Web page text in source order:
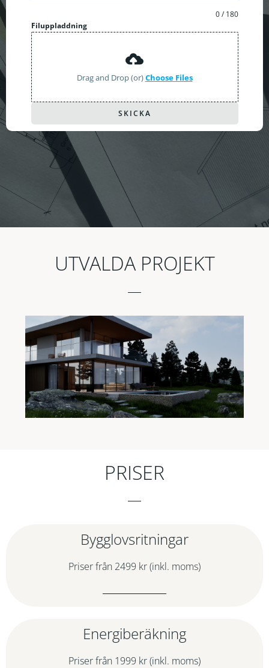
0 / 180
Filuppladdning
Drag and Drop (or)Choose Files
SKICKA
UTVALDA PROJEKT
PRISER
Bygglovsritningar
Priser från 2499 kr (inkl. moms)
Energiberäkning
Priser från 1999 kr (inkl. moms)